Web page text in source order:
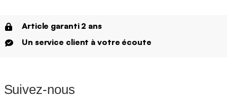
Article garanti 2 ans
Un service client à votre écoute
Suivez-nous